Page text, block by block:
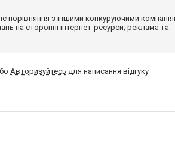
порівняння з іншими конкуруючими
на сторонні інтернет-ресурси; реклама та
Авторизуйтесь для написання відгуку